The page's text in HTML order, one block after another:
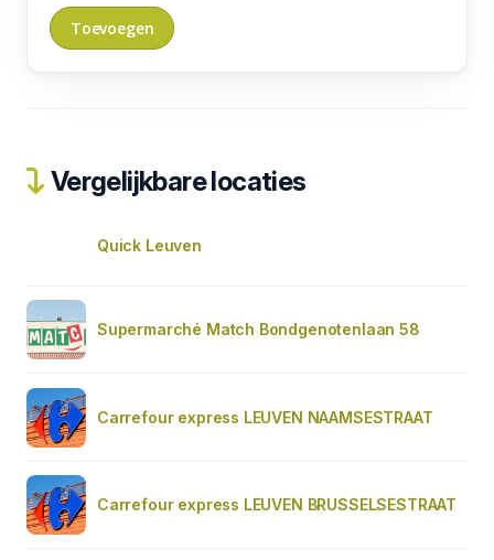
Vergelijkbare locaties
Quick Leuven
Supermarché Match Bondgenotenlaan 58
Carrefour express LEUVEN NAAMSESTRAAT
Carrefour express LEUVEN BRUSSELSESTRAAT